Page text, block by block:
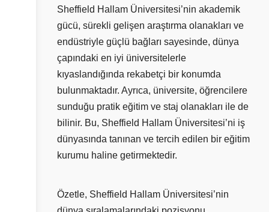
Sheffield Hallam Üniversitesi’nin akademik
gücü, sürekli gelişen araştırma olanakları ve
endüstriyle güçlü bağları sayesinde, dünya
çapındaki en iyi üniversitelerle
kıyaslandığında rekabetçi bir konumda
bulunmaktadır. Ayrıca, üniversite, öğrencilere
sunduğu pratik eğitim ve staj olanakları ile de
bilinir. Bu, Sheffield Hallam Üniversitesi’ni iş
dünyasında tanınan ve tercih edilen bir eğitim
kurumu haline getirmektedir.
Özetle, Sheffield Hallam Üniversitesi’nin